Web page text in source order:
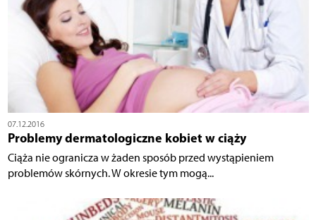
07.12.2016
Problemy dermatologiczne kobiet w ciąży
Ciąża nie ogranicza w żaden sposób przed wystąpieniem
problemów skórnych. W okresie tym mogą...